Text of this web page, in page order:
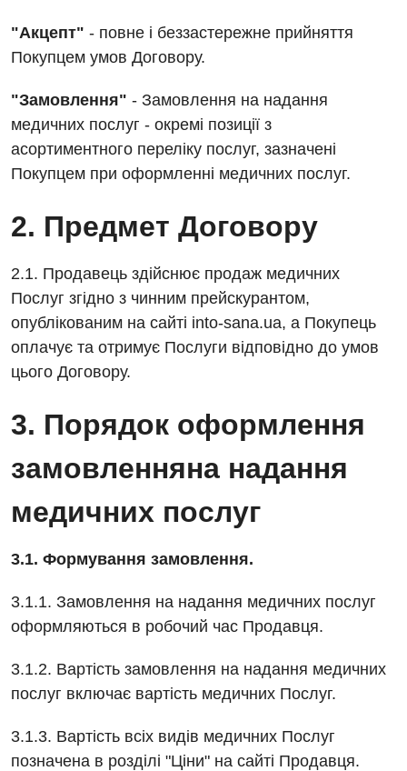
Енциклопедія
Відгуки
Відео
Ендоскопічне відділення
Рентгенографія
УЗД
Акушерство і гінекологія
Алергологія, імунологія
Андрологія
Безоплатні послуги
Гастроентерологія
Гематологія
Ендокринологія
Кардіологія
Медична психологія
Онкологічне відділлення
Декларування
Російська
"Акцепт" - повне і беззастережне прийняття
Покупцем умов Договору.
"Замовлення" - Замовлення на надання
медичних послуг - окремі позиції з
асортиментного переліку послуг, зазначені
Покупцем при оформленні медичних послуг.
2. Предмет Договору
2.1. Продавець здійснює продаж медичних
Послуг згідно з чинним прейскурантом,
опублікованим на сайті into-sana.ua, а Покупець
оплачує та отримує Послуги відповідно до умов
цього Договору.
3. Порядок оформлення
замовленняна надання
медичних послуг
3.1. Формування замовлення.
3.1.1. Замовлення на надання медичних послуг
оформляються в робочий час Продавця.
3.1.2. Вартість замовлення на надання медичних
послуг включає вартість медичних Послуг.
3.1.3. Вартість всіх видів медичних Послуг
позначена в розділі "Ціни" на сайті Продавця.